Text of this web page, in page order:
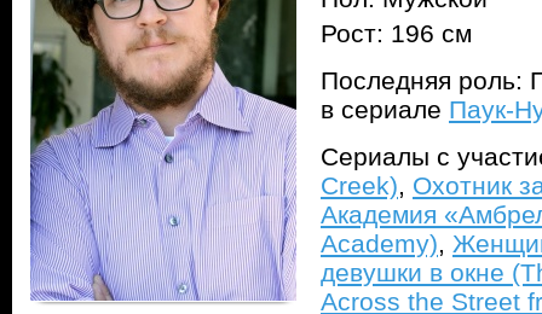
Рост: 196 см
Последняя роль:
в сериале Паук-
Сериалы с
Creek), Охотник
Академия
Academy),
девушки в окне
Across the Street